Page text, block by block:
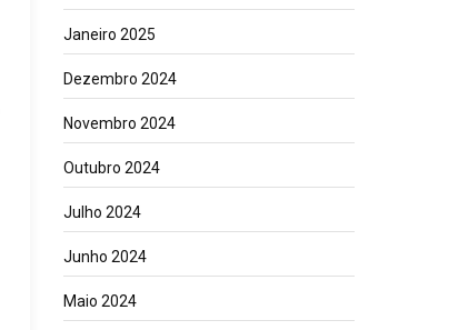
Janeiro 2025
Dezembro 2024
Novembro 2024
Outubro 2024
Julho 2024
Junho 2024
Maio 2024